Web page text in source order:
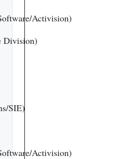
Activision)
Division)
SIE)
Activision)